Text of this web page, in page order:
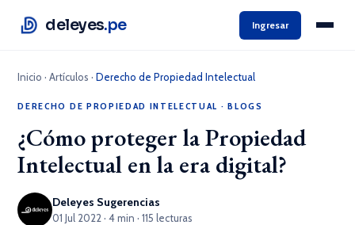
deleyes.pe Ingresar
Inicio ·Artículos ·Derecho de Propiedad Intelectual
DERECHO DE PROPIEDAD INTELECTUAL ·BLOGS
¿Cómo proteger la Propiedad
Intelectual en la era digital?
Deleyes Sugerencias
01 Jul 2022 · 4 min · 115 lecturas